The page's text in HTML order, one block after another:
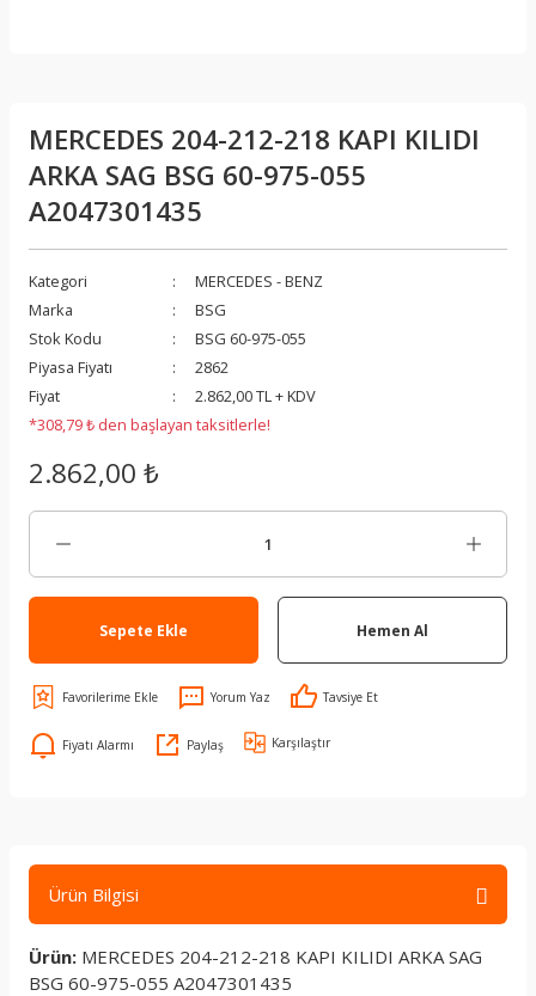
MERCEDES 204-212-218 KAPI KILIDI
ARKA SAG BSG 60-975-055
A2047301435
Kategori
MERCEDES - BENZ
Marka
BSG
Stok Kodu
BSG 60-975-055
Piyasa Fiyatı
2862
Fiyat
2.862,00 TL + KDV
*308,79 ₺ den başlayan taksitlerle!
2.862,00 ₺
Sepete Ekle Hemen Al
Yorum Yaz Tavsiye Et
Fiyatı Alarmı Paylaş Karşılaştır
Ürün Bilgisi
Ürün: MERCEDES 204-212-218 KAPI KILIDI ARKA SAG
BSG 60-975-055 A2047301435